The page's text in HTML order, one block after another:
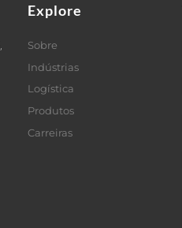
Explore
Sobre
Indústrias
Logística
Produtos
Carreiras